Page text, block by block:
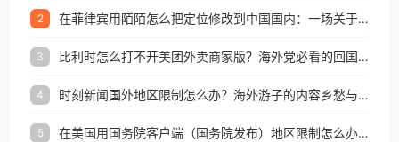
2 在菲律宾用陌陌怎么把定位修改到中国国内：一场关于归属感与连接的探索
3 比利时怎么打不开美团外卖商家版？海外党必看的回国加速全攻略
4 时刻新闻国外地区限制怎么办？海外游子的内容乡愁与破局之路
5 在美国用国务院客户端（国务院发布）地区限制怎么办？3步解决海外看国内内容难题